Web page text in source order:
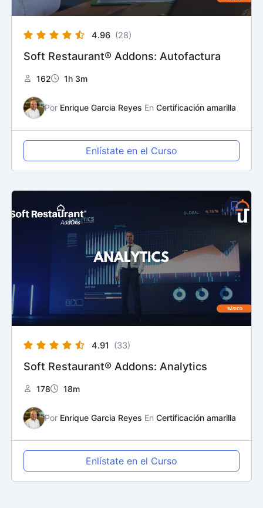
4.96 (28)
Soft Restaurant® Addons: Autofactura
162 1h 3m
Por Enrique Garcia Reyes En Certificación amarilla
Enlístate en el Curso
4.91 (33)
Soft Restaurant® Addons: Analytics
178 18m
Por Enrique Garcia Reyes En Certificación amarilla
Enlístate en el Curso